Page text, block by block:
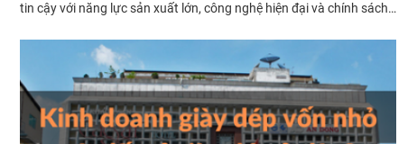
tin cậy với năng lực sản xuất lớn, công nghệ hiện đại và chính sách